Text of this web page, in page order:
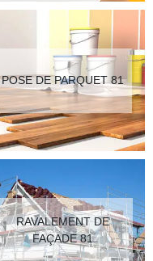
POSE DE PARQUET 81
RAVALEMENT DE
FAÇADE 81